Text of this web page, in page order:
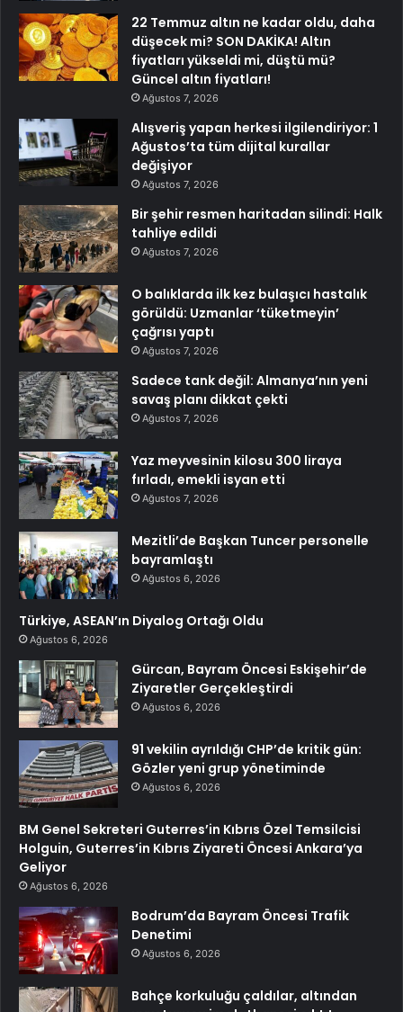
22 Temmuz altın ne kadar oldu, daha
düşecek mi? SON DAKİKA! Altın
fiyatları yükseldi mi, düştü mü?
Güncel altın fiyatları!
Ağustos 7, 2026
Alışveriş yapan herkesi ilgilendiriyor: 1
Ağustos’ta tüm dijital kurallar
değişiyor
Ağustos 7, 2026
Bir şehir resmen haritadan silindi: Halk
tahliye edildi
Ağustos 7, 2026
O balıklarda ilk kez bulaşıcı hastalık
görüldü: Uzmanlar ‘tüketmeyin’
çağrısı yaptı
Ağustos 7, 2026
Sadece tank değil: Almanya’nın yeni
savaş planı dikkat çekti
Ağustos 7, 2026
Yaz meyvesinin kilosu 300 liraya
fırladı, emekli isyan etti
Ağustos 7, 2026
Mezitli’de Başkan Tuncer personelle
bayramlaştı
Ağustos 6, 2026
Türkiye, ASEAN’ın Diyalog Ortağı Oldu
Ağustos 6, 2026
Gürcan, Bayram Öncesi Eskişehir’de
Ziyaretler Gerçekleştirdi
Ağustos 6, 2026
91 vekilin ayrıldığı CHP’de kritik gün:
Gözler yeni grup yönetiminde
Ağustos 6, 2026
BM Genel Sekreteri Guterres’in Kıbrıs Özel Temsilcisi
Holguin, Guterres’in Kıbrıs Ziyareti Öncesi Ankara’ya
Geliyor
Ağustos 6, 2026
Bodrum’da Bayram Öncesi Trafik
Denetimi
Ağustos 6, 2026
Bahçe korkuluğu çaldılar, altından